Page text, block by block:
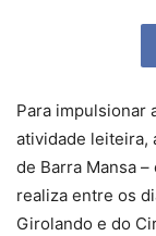
Para impulsionar
atividade leiteira,
de Barra Mansa
realiza entre os
Girolando e do